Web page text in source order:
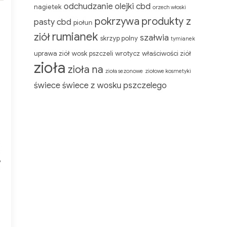
nagietek odchudzanieolejki cbd orzech włoski
pasty cbd piołun pokrzywaprodukty z
ziółrumianek skrzyp polny szałwia tymianek
uprawa ziół wosk pszczeli wrotycz właściwości ziół
ziołazioła na zioła sezonowe ziołowe kosmetyki
świeceświece z wosku pszczelego